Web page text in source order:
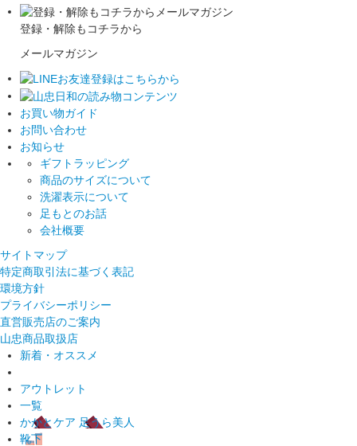
登録・解除もコチラから
メールマガジン
お買い物ガイド
お問い合わせ
お知らせ
ギフトラッピング
商品のサイズについて
洗濯表示について
足もとのお話
会社概要
サイトマップ
特定商取引法に基づく表記
環境方針
プライバシーポリシー
直営販売店のご案内
山忠商品取扱店
新着・オススメ
アウトレット
一覧
かかとケア 足うら美人
靴下